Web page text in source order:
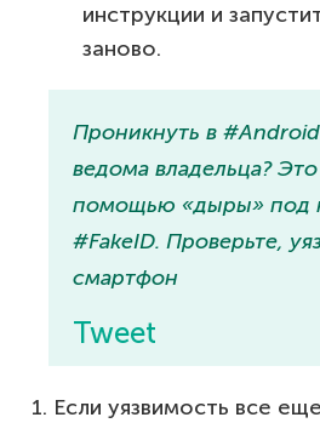
инструкции и
заново.
Проникнуть в
ведома владельца?
помощью «дыры» под
#FakeID. Проверьте,
смартфон
Tweet
Если уязвимость все